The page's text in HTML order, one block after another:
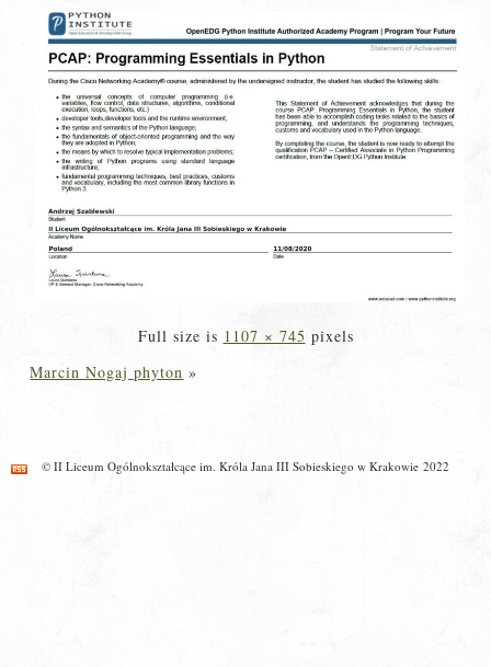
Full size is 1107 × 745 pixels
Marcin Nogaj phyton »
© II Liceum Ogólnokształcące im. Króla Jana III Sobieskiego w Krakowie 2022